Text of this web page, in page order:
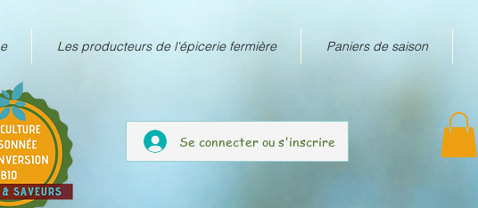
Les producteurs de l'épicerie fermière Paniers de saison
Se connecter ou s'inscrire